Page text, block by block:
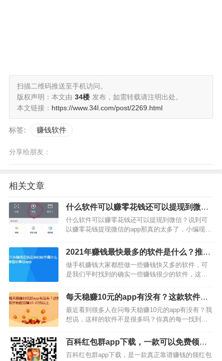
扫描二维码推送至手机访问。
版权声明：本文由 34楼 发布，如需转载请注明出处。
本文链接： https://www.34l.com/post/2269.html
标签: 赚钱软件
分享给朋友：
相关文章
什么软件可以赚零花钱还可以提现到微
信？
什么软件可以赚零花钱还可以提现到微信？说到可
以赚零花钱提现微信的app那真的太多了，小编现在
大七喜，悬赏猫，牛帮app，这几款软件都是支持
的。当然，除了这几款之外，还有很多其他的软件
也都支持提现微…
2021年赚钱最快最多的软件是什么？推荐
趣味星球app
做手机赚钱大家都想做一些赚钱快又多的软件，可
是我们平时找到的确实一些赚钱很少的软件，这应
今天小编就要给大家推荐一款赚钱最快的软件，这
款软件是2021年赚钱最快又最多的软件，叫做趣味
星球app，还没…
每天稳赚10元的app有没有？这款软件就
能日赚10-20元以上
最近看到很多人在问每天稳赚10元的app有没有？我
想说，这样的软件不是很多吗？你真的每一找到
说，我操作过很多赚钱软件，大部分都是一天赚几
元钱，甚至有的一天就赚几毛钱。确实这样的软件
也很多，不过，只要…
百科红包群app下载，一款可以免费领红
包的软件
百科红包群app下载，是一款真正靠谱赚钱的领红包